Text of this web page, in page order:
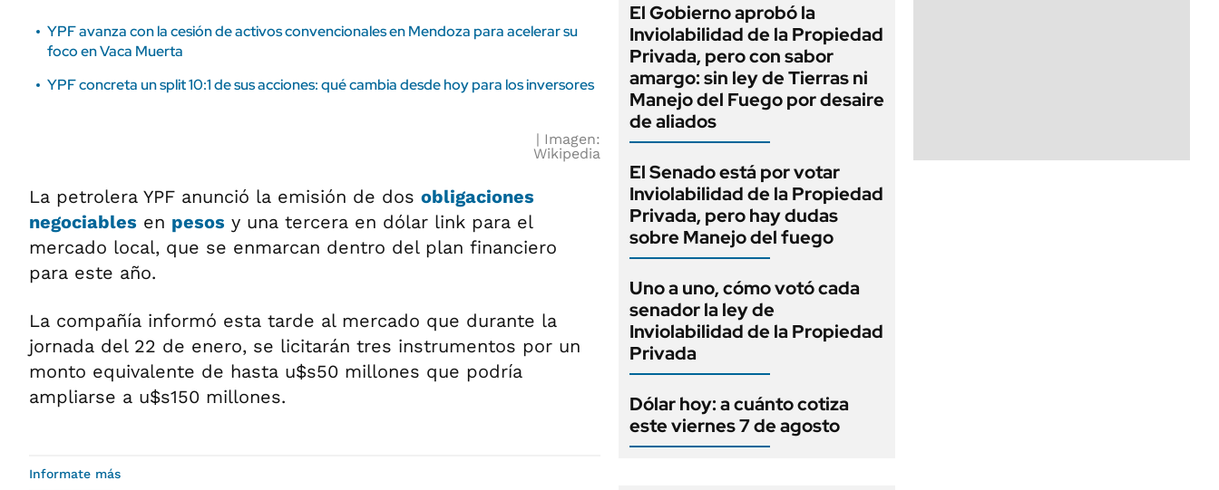
YPF avanza con la cesión de activos convencionales en Mendoza para acelerar su
foco en Vaca Muerta
YPF concreta un split 10:1 de sus acciones: qué cambia desde hoy para los inversores
Imagen:
Wikipedia
La petrolera YPF anunció la emisión de dos obligaciones
negociables en pesos y una tercera en dólar link para el
mercado local, que se enmarcan dentro del plan financiero
para este año.
La compañía informó esta tarde al mercado que durante la
jornada del 22 de enero, se licitarán tres instrumentos por un
monto equivalente de hasta u$s50 millones que podría
ampliarse a u$s150 millones.
Informate más
El Gobierno aprobó la
Inviolabilidad de la Propiedad
Privada, pero con sabor
amargo: sin ley de Tierras ni
Manejo del Fuego por desaire
de aliados
El Senado está por votar
Inviolabilidad de la Propiedad
Privada, pero hay dudas
sobre Manejo del fuego
Uno a uno, cómo votó cada
senador la ley de
Inviolabilidad de la Propiedad
Privada
Dólar hoy: a cuánto cotiza
este viernes 7 de agosto